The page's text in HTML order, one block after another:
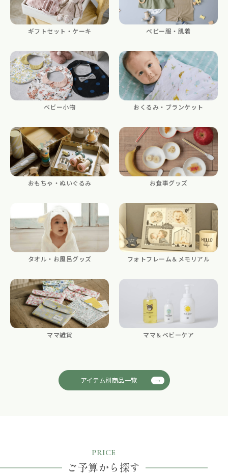
ギフトセット・ケーキ ベビー服・肌着
ベビー小物 おくるみ・ブランケット
おもちゃ・ぬいぐるみ お食事グッズ
タオル・お風呂グッズ フォトフレーム＆メモリアル
ママ雑貨 ママ＆ベビーケア
アイテム別商品一覧
PRICE
ご予算から探す